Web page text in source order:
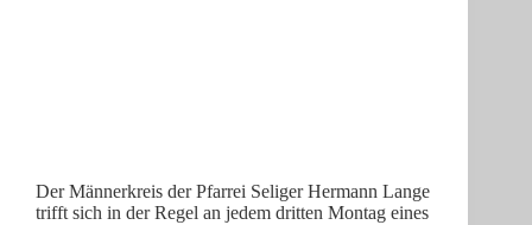
Der Männerkreis der Pfarrei Seliger Hermann Lange
trifft sich in der Regel an jedem dritten Montag eines